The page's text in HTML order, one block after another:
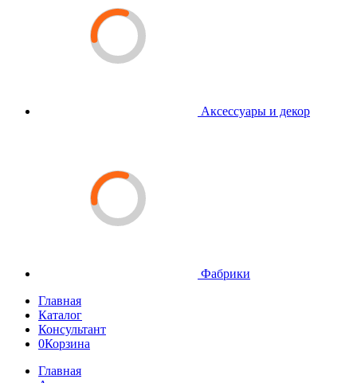
Аксессуары и декор
Фабрики
Главная
Каталог
Консультант
0Корзина
Главная